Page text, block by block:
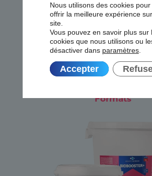
Stockage
Conserver au sec entre 10 et 25°C.
produit se conserve six
Formats
Nous utilisons des cookies
offrir la meilleure expérience
site.
Vous pouvez en savoir plus sur
cookies que nous utilisons ou
désactiver dans paramètres.
Accepter